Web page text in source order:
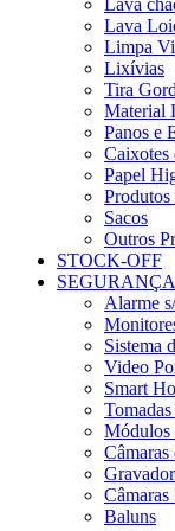
Lava
Lava
Limpa
Lixívias
Tira
Material
Panos e
Papel
Sacos
Outros
STOCK-OFF
Alarme
Sistema
Video
Smart
Módulos
Câmaras
Baluns